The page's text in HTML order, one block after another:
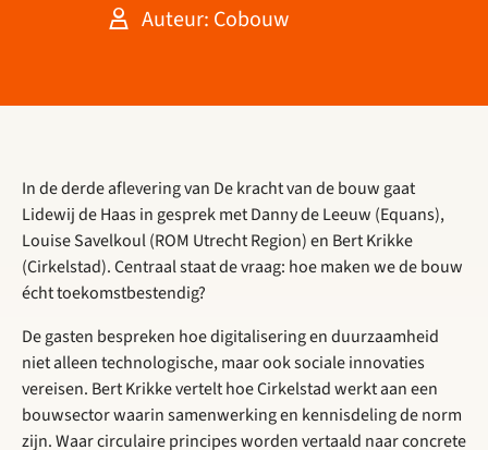
Auteur: Cobouw
In de derde aflevering van De kracht van de bouw gaat
Lidewij de Haas in gesprek met Danny de Leeuw (Equans),
Louise Savelkoul (ROM Utrecht Region) en Bert Krikke
(Cirkelstad). Centraal staat de vraag: hoe maken we de bouw
écht toekomstbestendig?
De gasten bespreken hoe digitalisering en duurzaamheid
niet alleen technologische, maar ook sociale innovaties
vereisen. Bert Krikke vertelt hoe Cirkelstad werkt aan een
bouwsector waarin samenwerking en kennisdeling de norm
zijn. Waar circulaire principes worden vertaald naar concrete